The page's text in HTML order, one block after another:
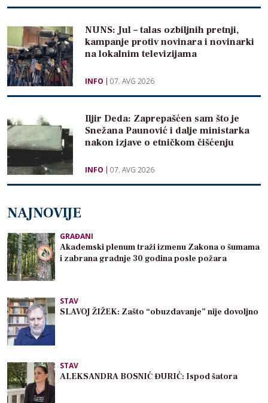
NUNS: Jul – talas ozbiljnih pretnji,
kampanje protiv novinara i novinarki
na lokalnim televizijama
INFO 07. AVG 2026
Iljir Deda: Zaprepašćen sam što je
Snežana Paunović i dalje ministarka
nakon izjave o etničkom čišćenju
INFO 07. AVG 2026
NAJNOVIJE
GRAĐANI
Akademski plenum traži izmenu Zakona o šumama
i zabrana gradnje 30 godina posle požara
STAV
SLAVOJ ŽIŽEK: Zašto “obuzdavanje” nije dovoljno
STAV
ALEKSANDRA BOSNIĆ ĐURIĆ: Ispod šatora